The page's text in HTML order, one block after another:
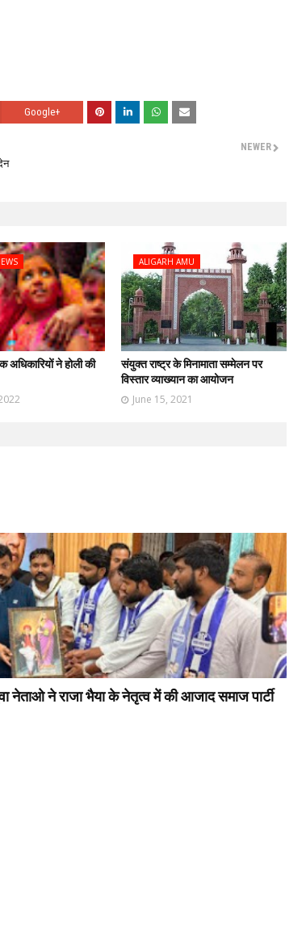
Google+
NEWER
अधिकारियों ने होली की
ALIGARH AMU
संयुक्त राष्ट्र के मिनामाता सम्मेलन पर
विस्तार व्याख्यान का आयोजन
June 15, 2021
ने राजा भैया के नेतृत्व में की आजाद समाज पार्टी